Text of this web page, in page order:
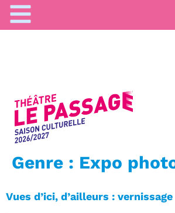
Genre : Expo
Vues d’ici, d’ailleurs : vernissage